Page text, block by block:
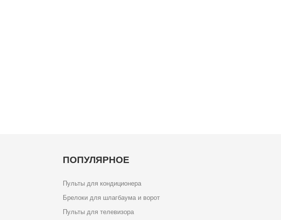
ПОПУЛЯРНОЕ
Пульты для кондиционера
Брелоки для шлагбаума и ворот
Пульты для телевизора